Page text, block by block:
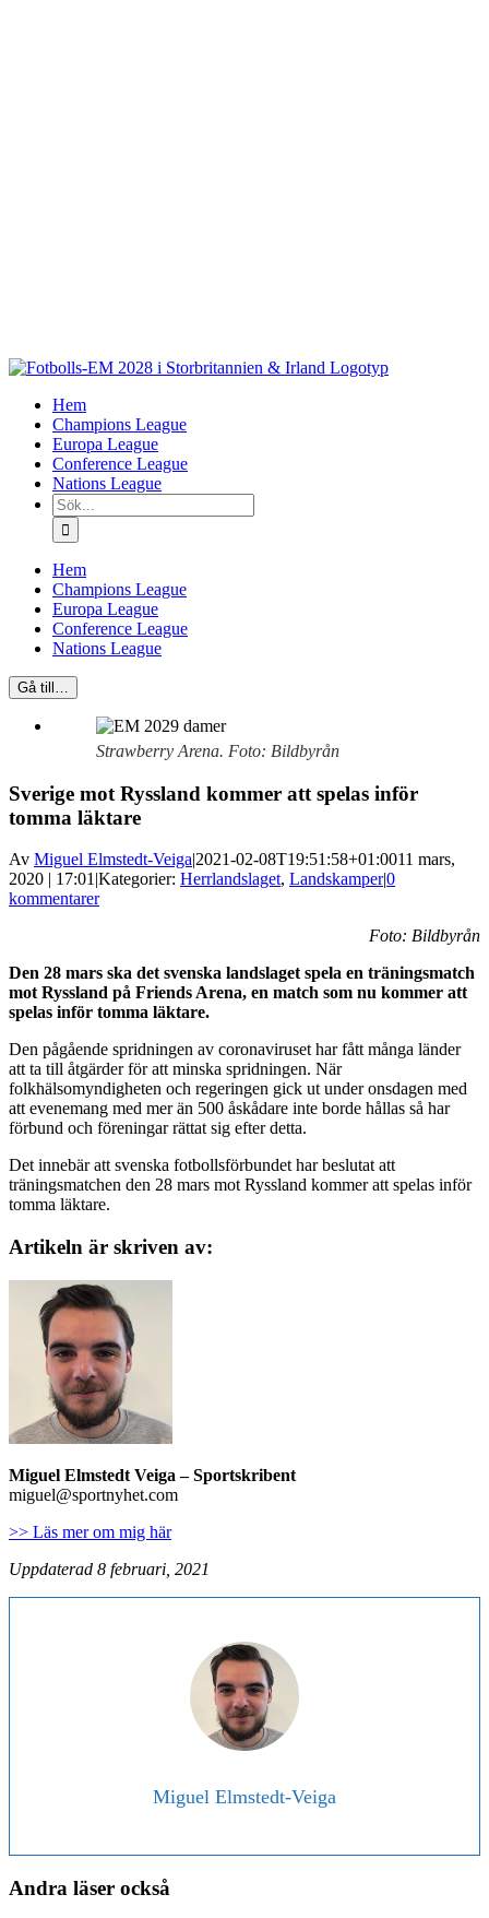
Hem
Champions League
Europa League
Conference League
Nations League
Sök
efter:
Hem
Champions League
Europa League
Conference League
Nations League
Gå till…
Strawberry Arena. Foto: Bildbyrån
Sverige mot Ryssland kommer att spelas inför
tomma läktare
Av Miguel Elmstedt-Veiga|2021-02-08T19:51:58+01:0011 mars,
2020 | 17:01|Kategorier: Herrlandslaget, Landskamper|0
kommentarer
Foto: Bildbyrån
Den 28 mars ska det svenska landslaget spela en träningsmatch
mot Ryssland på Friends Arena, en match som nu kommer att
spelas inför tomma läktare.
Den pågående spridningen av coronaviruset har fått många länder
att ta till åtgärder för att minska spridningen. När
folkhälsomyndigheten och regeringen gick ut under onsdagen med
att evenemang med mer än 500 åskådare inte borde hållas så har
förbund och föreningar rättat sig efter detta.
Det innebär att svenska fotbollsförbundet har beslutat att
träningsmatchen den 28 mars mot Ryssland kommer att spelas inför
tomma läktare.
Artikeln är skriven av:
Miguel Elmstedt Veiga– Sportskribent
miguel@sportnyhet.com
>> Läs mer om mig här
Uppdaterad 8 februari, 2021
Miguel Elmstedt-Veiga
Andra läser också